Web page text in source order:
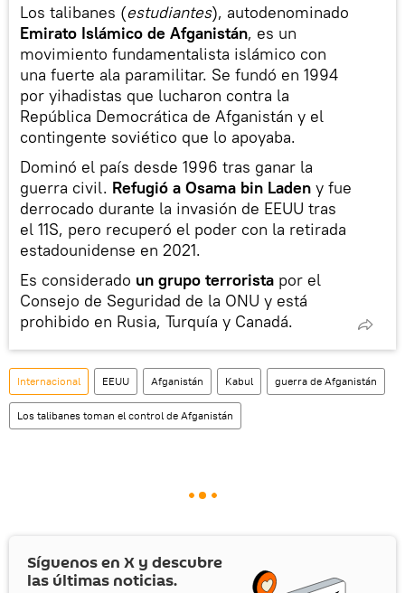
Los talibanes (estudiantes), autodenominado
Emirato Islámico de Afganistán, es un
movimiento fundamentalista islámico con
una fuerte ala paramilitar. Se fundó en 1994
por yihadistas que lucharon contra la
República Democrática de Afganistán y el
contingente soviético que lo apoyaba.
Dominó el país desde 1996 tras ganar la
guerra civil. Refugió a Osama bin Laden y fue
derrocado durante la invasión de EEUU tras
el 11S, pero recuperó el poder con la retirada
estadounidense en 2021.
Es considerado un grupo terrorista por el
Consejo de Seguridad de la ONU y está
prohibido en Rusia, Turquía y Canadá.
Internacional EEUU Afganistán Kabul guerra de Afganistán
Los talibanes toman el control de Afganistán
Síguenos en X y descubre
las últimas noticias.